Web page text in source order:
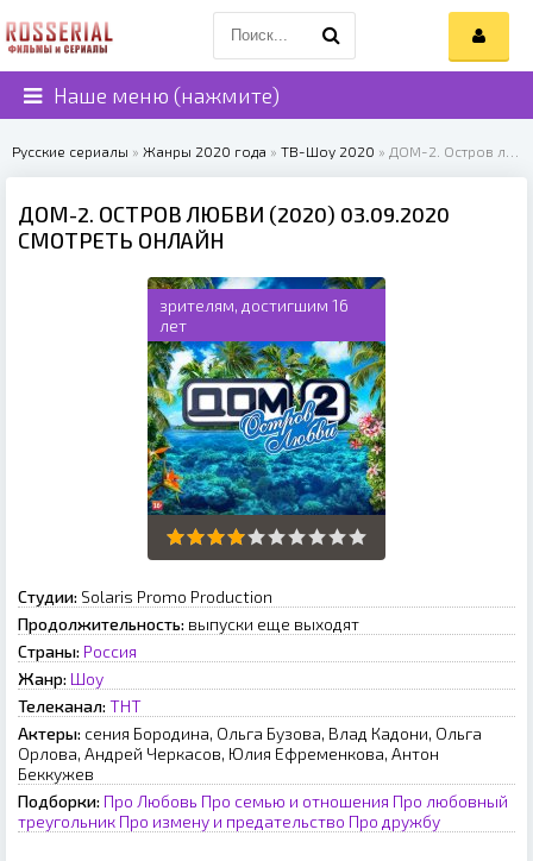
Наше меню (нажмите)
Русские сериалы » Жанры 2020 года » ТВ-Шоу 2020 » ДОМ-2. Остров любви (2020)
ДОМ-2. ОСТРОВ ЛЮБВИ (2020) 03.09.2020
СМОТРЕТЬ ОНЛАЙН
зрителям, достигшим 16
лет
Студии: Solaris Promo Production
Продолжительность: выпуски еще выходят
Страны: Россия
Жанр: Шоу
Телеканал: ТНТ
Актеры: сения Бородина, Ольга Бузова, Влад Кадони, Ольга
Орлова, Андрей Черкасов, Юлия Ефременкова, Антон
Беккужев
Подборки: Про Любовь Про семью и отношения Про любовный
треугольник Про измену и предательство Про дружбу